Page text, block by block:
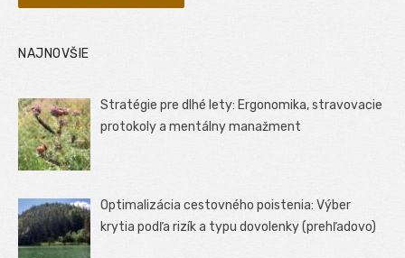
NAJNOVŠIE
Stratégie pre dlhé lety: Ergonomika, stravovacie
protokoly a mentálny manažment
Optimalizácia cestovného poistenia: Výber
krytia podľa rizík a typu dovolenky (prehľadovo)